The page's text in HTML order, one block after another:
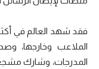
فقد شهد العالم في
الملاعب وخارجها،
المدرجات، وشارك